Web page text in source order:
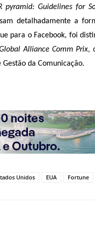
pyramid: Guidelines for
detalhadamente a
para o Facebook, foi
Alliance Comm Prix,
Gestão da Comunicação.
Unidos EUA Fortune